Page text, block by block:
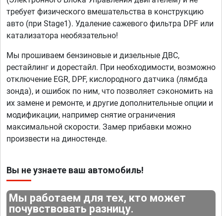
требует физического вмешательства в конструкцию
авто (при Stage1). Удаление сажевого фильтра DPF или
катализатора необязательно!
Мы прошиваем бензиновые и дизельные ДВС,
рестайлинг и дорестайл. При необходимости, возможно
отключение EGR, DPF, кислородного датчика (лямбда
зонда), и ошибок по ним, что позволяет сэкономить на
их замене и ремонте, и другие дополнительные опции и
модификации, например снятие ограничения
максимальной скорости. Замер прибавки можно
произвести на диностенде.
Вы не узнаете ваш автомобиль!
Мы работаем для тех, кто может
почувствовать разницу.